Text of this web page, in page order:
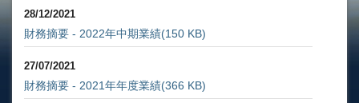
28/12/2021
財務摘要 - 2022年中期業績(150 KB)
27/07/2021
財務摘要 - 2021年年度業績(366 KB)